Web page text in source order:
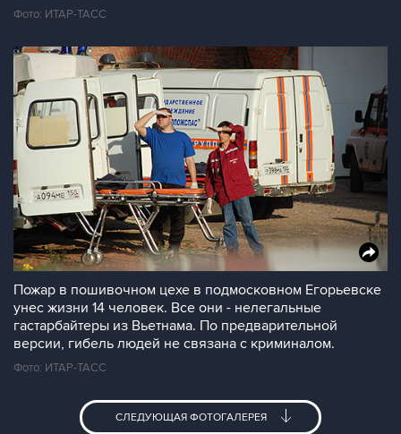
Фото: ИТАР-ТАСС
Пожар в пошивочном цехе в подмосковном Егорьевске
унес жизни 14 человек. Все они - нелегальные
гастарбайтеры из Вьетнама. По предварительной
версии, гибель людей не связана с криминалом.
Фото: ИТАР-ТАСС
СЛЕДУЮЩАЯ ФОТОГАЛЕРЕЯ